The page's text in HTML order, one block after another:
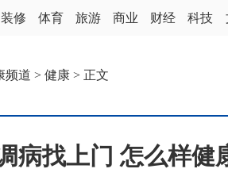
装修 体育 旅游 商业 财经 科技
频道 > 健康 > 正文
病找上门 怎么样健